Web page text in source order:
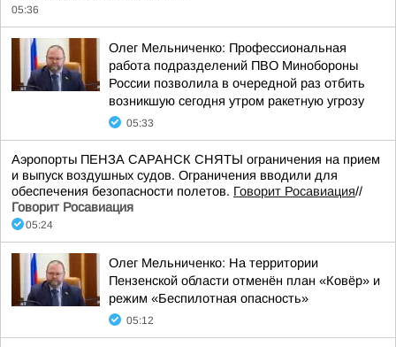
05:36
Олег Мельниченко: Профессиональная
работа подразделений ПВО Минобороны
России позволила в очередной раз отбить
возникшую сегодня утром ракетную угрозу
05:33
Аэропорты ПЕНЗА САРАНСК СНЯТЫ ограничения на прием
и выпуск воздушных судов. Ограничения вводили для
обеспечения безопасности полетов. Говорит Росавиация//
Говорит Росавиация
05:24
Олег Мельниченко: На территории
Пензенской области отменён план «Ковёр» и
режим «Беспилотная опасность»
05:12